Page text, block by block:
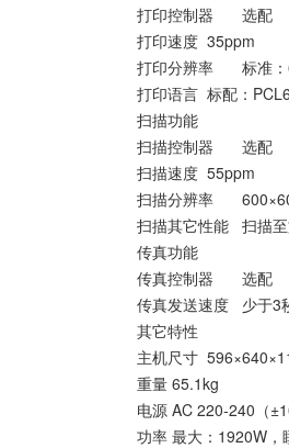
打印控制器
选配
打印速度 35ppm
打印分辨率
标准
打印语言 标配：
扫描功能
扫描控制器
选配
扫描速度 55ppm
扫描分辨率
扫描其它性能 扫描
传真功能
传真控制器
选配
传真发送速度
少于3
其它特性
主机尺寸
重量 65.1kg
电源 AC 220-240（
功率 最大：1920W，